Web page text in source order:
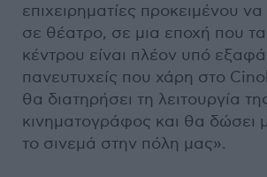
επιχειρηματίες προκειμένου
σε θέατρο, σε μια εποχή που
κέντρου είναι πλέον υπό
πανευτυχείς που χάρη στο
θα διατηρήσει τη λειτουργία
κινηματογράφος και θα δώσει
το σινεμά στην πόλη μας».